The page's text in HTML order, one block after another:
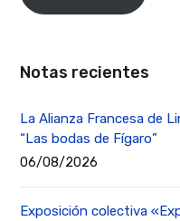
Notas recientes
La Alianza Francesa de
“Las bodas de Fígaro”
06/08/2026
Exposición colectiva